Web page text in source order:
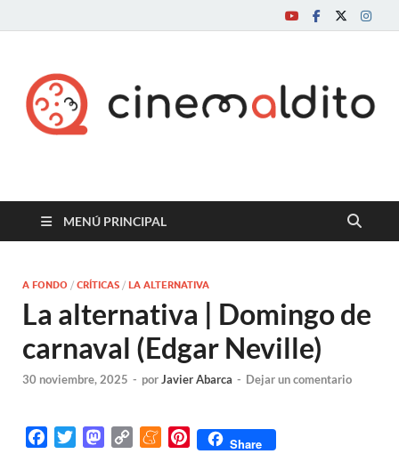
Cine maldito
MENÚ PRINCIPAL
A FONDO / CRÍTICAS / LA ALTERNATIVA
La alternativa | Domingo de
carnaval (Edgar Neville)
30 noviembre, 2025 - porJavier Abarca - Dejar un comentario
M
M
P
Share